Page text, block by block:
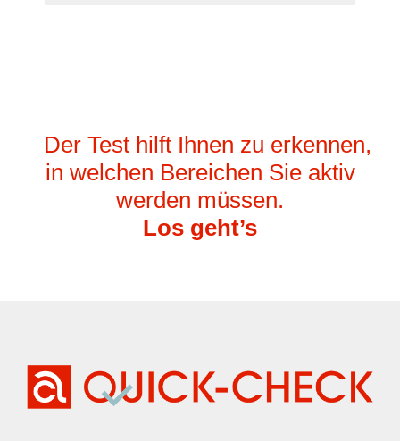
Der Test hilft Ihnen zu erkennen,
in welchen Bereichen Sie aktiv
werden müssen.
Los geht’s